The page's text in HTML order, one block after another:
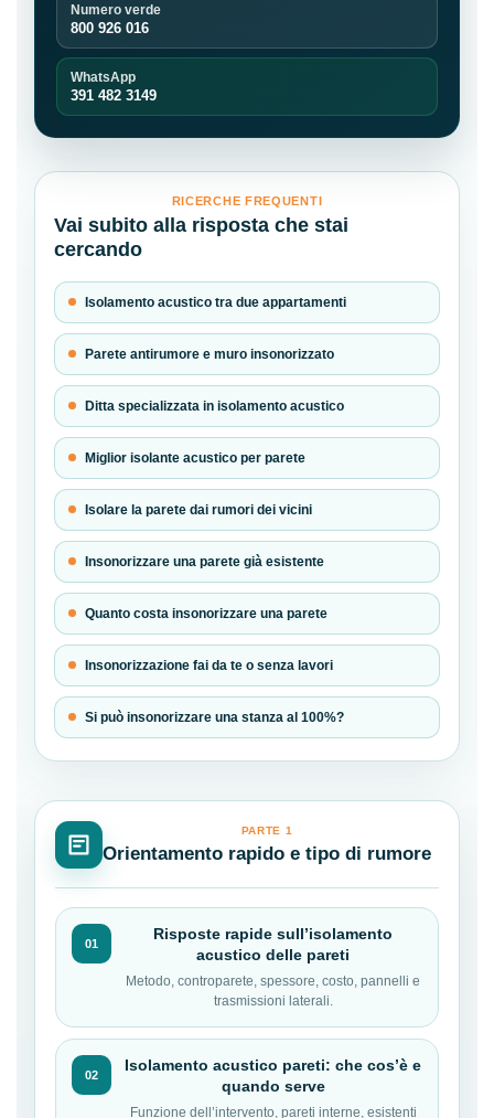
Numero verde
800 926 016
WhatsApp
391 482 3149
RICERCHE FREQUENTI
Vai subito alla risposta che stai
cercando
Isolamento acustico tra due appartamenti
Parete antirumore e muro insonorizzato
Ditta specializzata in isolamento acustico
Miglior isolante acustico per parete
Isolare la parete dai rumori dei vicini
Insonorizzare una parete già esistente
Quanto costa insonorizzare una parete
Insonorizzazione fai da te o senza lavori
Si può insonorizzare una stanza al 100%?
PARTE 1
Orientamento rapido e tipo di rumore
01
Risposte rapide sull’isolamento
acustico delle pareti
Metodo, controparete, spessore, costo, pannelli e
trasmissioni laterali.
02
Isolamento acustico pareti: che cos’è e
quando serve
Funzione dell’intervento, pareti interne, esistenti